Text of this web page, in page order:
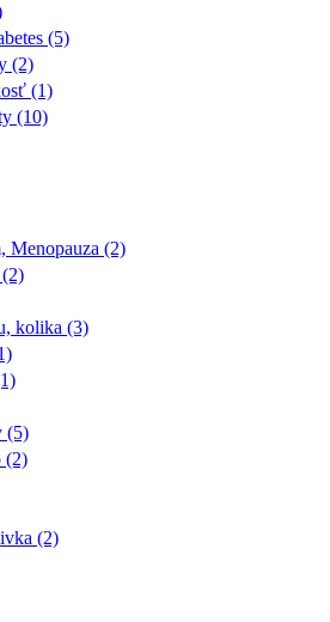
(5)
(2)
(1)
(10)
Menopauza (2)
(2)
kolika (3)
(5)
(2)
(2)